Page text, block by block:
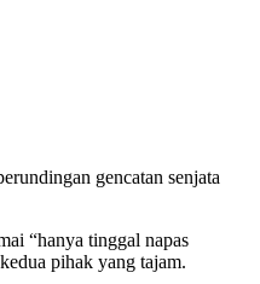
gencatan senjata
“hanya tinggal napas
pihak yang tajam.